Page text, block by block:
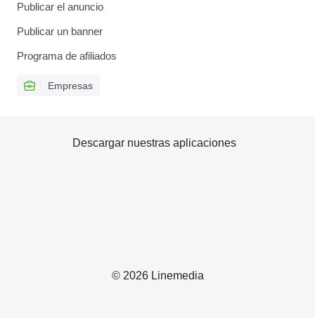
Publicar el anuncio
Publicar un banner
Programa de afiliados
Empresas
© 2026 Linemedia
Descargar nuestras aplicaciones